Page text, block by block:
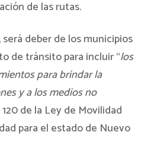
de las rutas.
deber de los municipios
de tránsito para incluir “los
para brindar la
y a los medios no
de la Ley de Movilidad
para el estado de Nuevo